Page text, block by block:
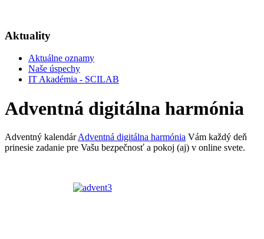
Aktuality
Aktuálne oznamy
Naše úspechy
IT Akadémia - SCILAB
Adventná digitálna harmónia
Adventný kalendárAdventná digitálna harmónia Vám každý deň
prinesie zadanie pre Vašu bezpečnosť a pokoj (aj) v online svete.